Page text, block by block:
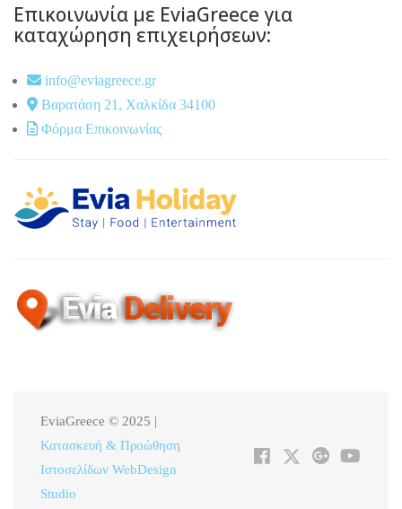
Επικοινωνία με EviaGreece για
καταχώρηση επιχειρήσεων:
info@eviagreece.gr
Βαρατάση 21, Χαλκίδα 34100
Φόρμα Επικοινωνίας
EviaGreece © 2025 |
Κατασκευή & Προώθηση
Ιστοσελίδων WebDesign
Studio